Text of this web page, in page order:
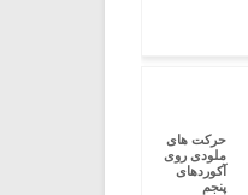
حرکت های
ملودی روی
آکوردهای
پنجم